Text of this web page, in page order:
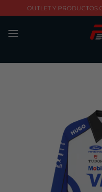
to
content
OUTLET Y PRODUCTOS